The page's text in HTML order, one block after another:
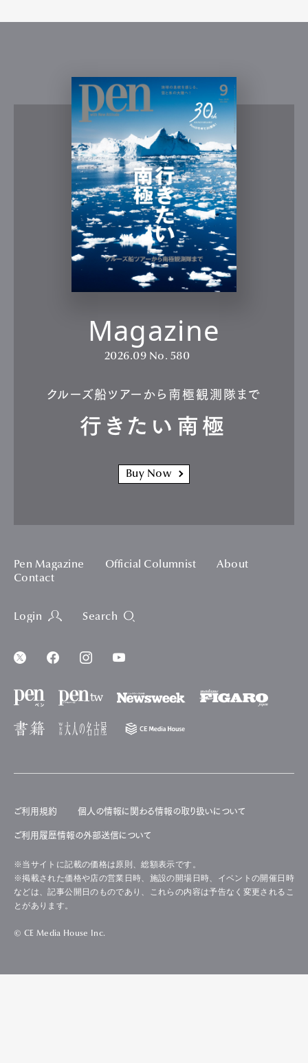
Magazine
2026.09 No. 580
クルーズ船ツアーから南極観測隊まで
行きたい南極
Buy Now
Pen Magazine Official Columnist
About
Contact
Login Search
ご利用規約 個人の情報に関わる情報の取り扱いについて
ご利用履歴情報の外部送信について
※当サイトに記載の価格は原則、総額表示です。
※掲載された価格や店の営業日時、施設の開場日時、イベントの開催日時
などは、記事公開日のものであり、これらの内容は予告なく変更されるこ
とがあります。
© CE Media House Inc.